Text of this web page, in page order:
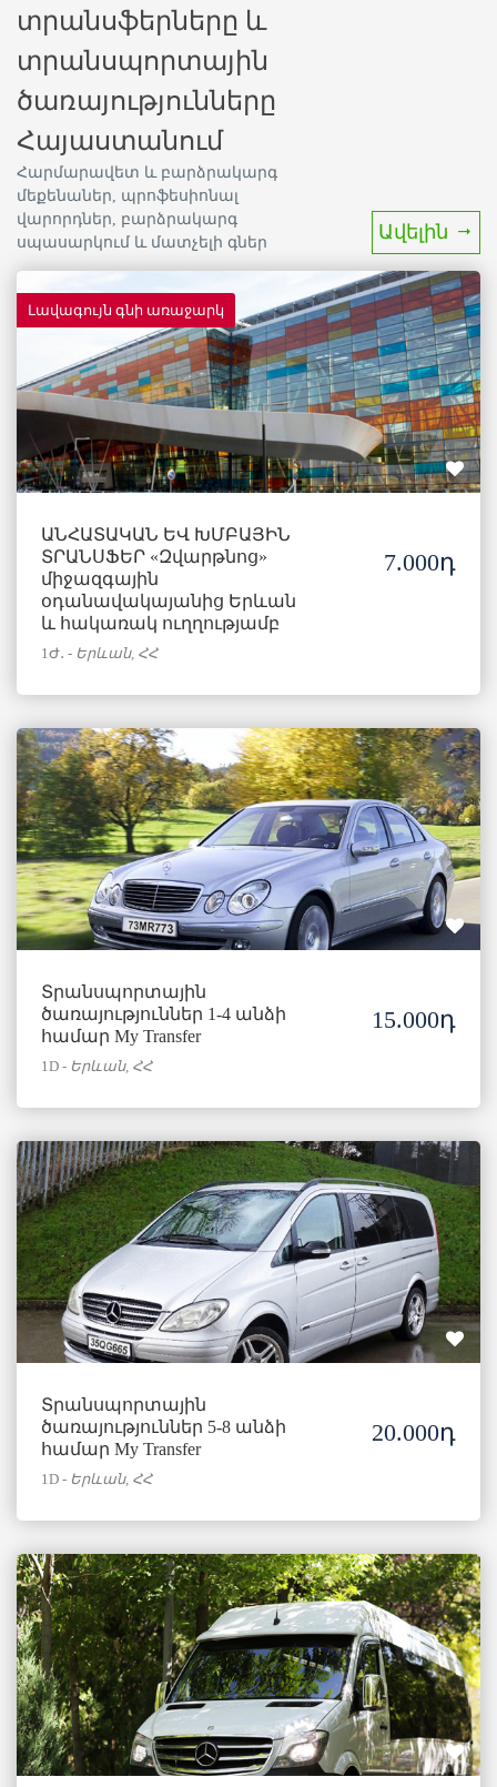
տրանսֆերները և
տրանսպորտային
ծառայությունները
Հայաստանում
Ավելին
Հարմարավետ և բարձրակարգ
մեքենաներ, պրոֆեսիոնալ
վարորդներ, բարձրակարգ
սպասարկում և մատչելի գներ
Լավագույն գնի առաջարկ
ԱՆՀԱՏԱԿԱՆ ԵՎ ԽՄԲԱՅԻՆ
ՏՐԱՆՍՖԵՐ «Զվարթնոց»
միջազգային
օդանավակայանից Երևան
և հակառակ ուղղությամբ
1Ժ․ - Երևան, ՀՀ
7.000դ
Տրանսպորտային
ծառայություններ 1-4 անձի
համար My Transfer
1D - Երևան, ՀՀ
15.000դ
Տրանսպորտային
ծառայություններ 5-8 անձի
համար My Transfer
1D - Երևան, ՀՀ
20.000դ